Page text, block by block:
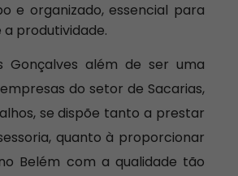
e organizado, essencial para
produtividade.
Gonçalves além de ser uma
do setor de Sacarias,
se dispõe tanto a prestar
quanto à proporcionar
Belém com a qualidade tão